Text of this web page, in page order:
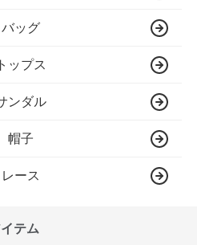
バッグ
トップス
ンダル
帽子
レース
テム